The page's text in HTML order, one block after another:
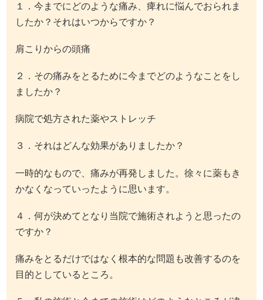
１．今までにどのような痛み、痺れに悩んでおられま
したか？それはいつからですか？
肩こりからの頭痛
２．その痛みをとるために今までどのようなことをし
ましたか？
病院で処方された薬やストレッチ
３．それはどんな効果がありましたか？
一時的なもので、痛みが再発しました。徐々に薬もき
かなくなっていったように思います。
４．何が決めてとなり当院で施術されようと思ったの
ですか？
痛みをとるだけではなく根本的な問題も改善するのを
目的としているところ。